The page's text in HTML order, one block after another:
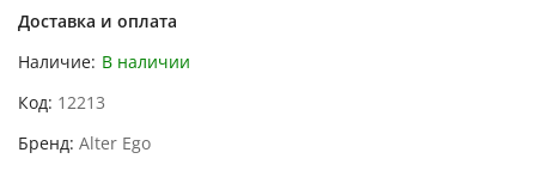
Доставка и оплата
Наличие: В наличии
Код 12213
Бренд Alter Ego